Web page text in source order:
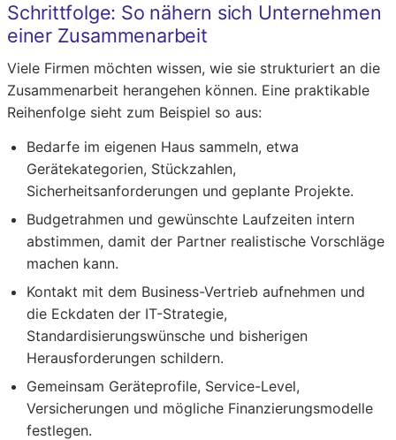
Schrittfolge: So nähern sich Unternehmen
einer Zusammenarbeit
Viele Firmen möchten wissen, wie sie strukturiert an die
Zusammenarbeit herangehen können. Eine praktikable
Reihenfolge sieht zum Beispiel so aus:
Bedarfe im eigenen Haus sammeln, etwa
Gerätekategorien, Stückzahlen,
Sicherheitsanforderungen und geplante Projekte.
Budgetrahmen und gewünschte Laufzeiten intern
abstimmen, damit der Partner realistische Vorschläge
machen kann.
Kontakt mit dem Business-Vertrieb aufnehmen und
die Eckdaten der IT-Strategie,
Standardisierungswünsche und bisherigen
Herausforderungen schildern.
Gemeinsam Geräteprofile, Service-Level,
Versicherungen und mögliche Finanzierungsmodelle
festlegen.